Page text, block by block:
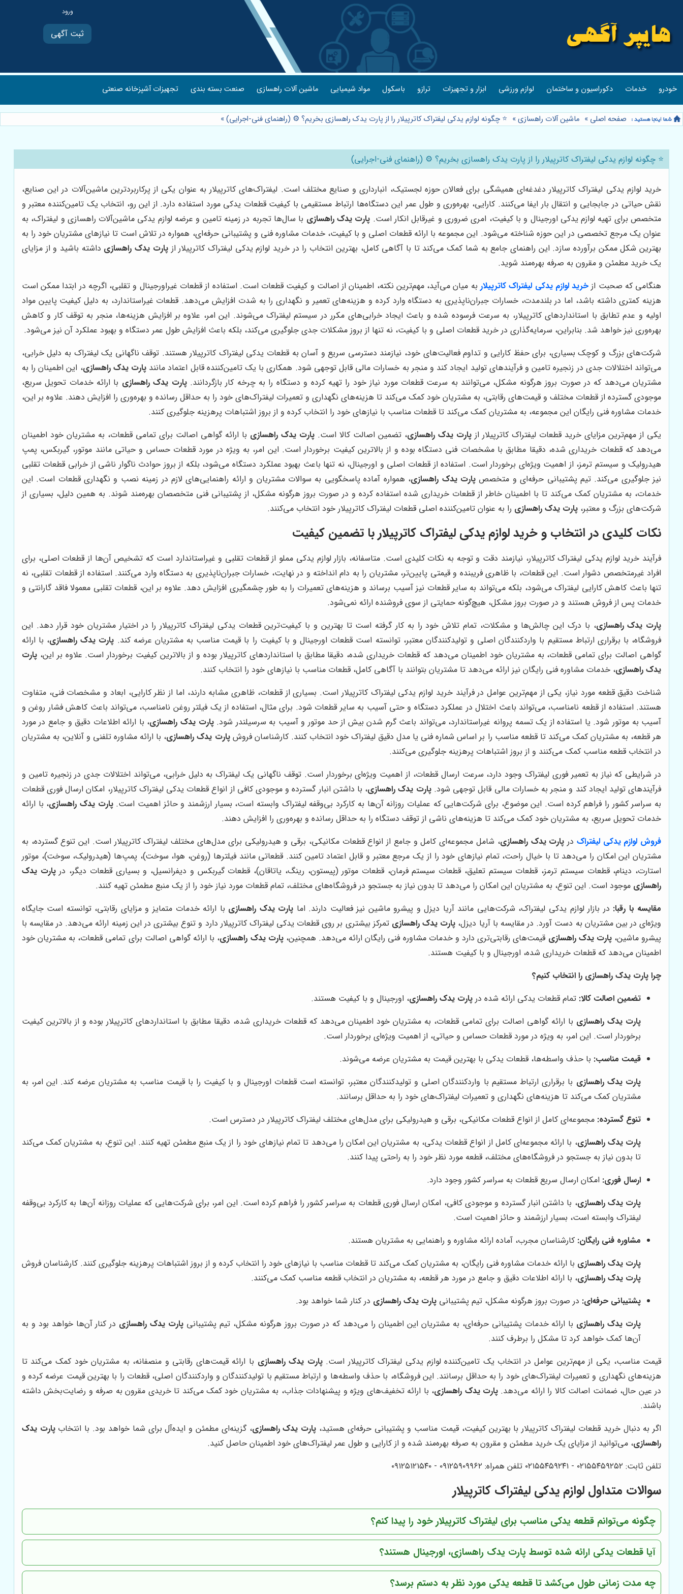
ثبت آگهی
خودرو خدمات دکوراسیون و ساختمان لوازم ورزشی ابزار و تجهیزات ترازو باسکول مواد شیمیایی ماشین آلات راهسازی صنعت بسته بندی تجهیزات آشپزخانه صنعتی
صفحه اصلی » ماشین آلات راهسازی» ⭐️ چگونه لوازم یدکی لیفتراک کاترپیلار را از پارت یدک راهسازی بخریم؟ ⚙️ (راهنمای فنی-اجرایی)»
⭐️ چگونه لوازم یدکی لیفتراک کاترپیلار را از پارت یدک راهسازی بخریم؟ ⚙️ (راهنمای فنی-اجرایی)
خرید لوازم یدکی لیفتراک کاترپیلار دغدغه‌ای همیشگی برای فعالان حوزه لجستیک، انبارداری و صنایع مختلف است. لیفتراک‌های کاترپیلار به عنوان یکی از پرکاربردترین ماشین‌آلات در این صنایع،
نقش حیاتی در جابجایی و انتقال بار ایفا می‌کنند. کارایی، بهره‌وری و طول عمر این دستگاه‌ها ارتباط مستقیمی با کیفیت قطعات یدکی مورد استفاده دارد. از این رو، انتخاب یک تامین‌کننده معتبر و
متخصص برای تهیه لوازم یدکی اورجینال و با کیفیت، امری ضروری و غیرقابل انکار است. پارت یدک راهسازی با سال‌ها تجربه در زمینه تامین و عرضه لوازم یدکی ماشین‌آلات راهسازی و لیفتراک، به
عنوان یک مرجع تخصصی در این حوزه شناخته می‌شود. این مجموعه با ارائه قطعات اصلی و با کیفیت، خدمات مشاوره فنی و پشتیبانی حرفه‌ای، همواره در تلاش است تا نیازهای مشتریان خود را به
بهترین شکل ممکن برآورده سازد. این راهنمای جامع به شما کمک می‌کند تا با آگاهی کامل، بهترین انتخاب را در خرید لوازم یدکی لیفتراک کاترپیلار ازپارت یدک راهسازی داشته باشید و از مزایای
یک خرید مطمئن و مقرون به صرفه بهره‌مند شوید.
هنگامی که صحبت از خرید لوازم یدکی لیفتراک کاترپیلار به میان می‌آید، مهم‌ترین نکته، اطمینان از اصالت و کیفیت قطعات است. استفاده از قطعات غیراورجینال و تقلبی، اگرچه در ابتدا ممکن است
هزینه کمتری داشته باشد، اما در بلندمدت، خسارات جبران‌ناپذیری به دستگاه وارد کرده و هزینه‌های تعمیر و نگهداری را به شدت افزایش می‌دهد. قطعات غیراستاندارد، به دلیل کیفیت پایین مواد
اولیه و عدم تطابق با استانداردهای کاترپیلار، به سرعت فرسوده شده و باعث ایجاد خرابی‌های مکرر در سیستم لیفتراک می‌شوند. این امر، علاوه بر افزایش هزینه‌ها، منجر به توقف کار و کاهش
بهره‌وری نیز خواهد شد. بنابراین، سرمایه‌گذاری در خرید قطعات اصلی و با کیفیت، نه تنها از بروز مشکلات جدی جلوگیری می‌کند، بلکه باعث افزایش طول عمر دستگاه و بهبود عملکرد آن نیز می‌شود.
شرکت‌های بزرگ و کوچک بسیاری، برای حفظ کارایی و تداوم فعالیت‌های خود، نیازمند دسترسی سریع و آسان به قطعات یدکی لیفتراک کاترپیلار هستند. توقف ناگهانی یک لیفتراک به دلیل خرابی،
می‌تواند اختلالات جدی در زنجیره تامین و فرآیندهای تولید ایجاد کند و منجر به خسارات مالی قابل توجهی شود. همکاری با یک تامین‌کننده قابل اعتماد مانند پارت یدک راهسازی، این اطمینان را به
مشتریان می‌دهد که در صورت بروز هرگونه مشکل، می‌توانند به سرعت قطعات مورد نیاز خود را تهیه کرده و دستگاه را به چرخه کار بازگردانند.پارت یدک راهسازی با ارائه خدمات تحویل سریع،
موجودی گسترده از قطعات مختلف و قیمت‌های رقابتی، به مشتریان خود کمک می‌کند تا هزینه‌های نگهداری و تعمیرات لیفتراک‌های خود را به حداقل رسانده و بهره‌وری را افزایش دهند. علاوه بر این،
خدمات مشاوره فنی رایگان این مجموعه، به مشتریان کمک می‌کند تا قطعات مناسب با نیازهای خود را انتخاب کرده و از بروز اشتباهات پرهزینه جلوگیری کنند.
یکی از مهم‌ترین مزایای خرید قطعات لیفتراک کاترپیلار از پارت یدک راهسازی، تضمین اصالت کالا است. پارت یدک راهسازی با ارائه گواهی اصالت برای تمامی قطعات، به مشتریان خود اطمینان
می‌دهد که قطعات خریداری شده، دقیقا مطابق با مشخصات فنی دستگاه بوده و از بالاترین کیفیت برخوردار است. این امر، به ویژه در مورد قطعات حساس و حیاتی مانند موتور، گیربکس، پمپ
هیدرولیک و سیستم ترمز، از اهمیت ویژه‌ای برخوردار است. استفاده از قطعات اصلی و اورجینال، نه تنها باعث بهبود عملکرد دستگاه می‌شود، بلکه از بروز حوادث ناگوار ناشی از خرابی قطعات تقلبی
نیز جلوگیری می‌کند. تیم پشتیبانی حرفه‌ای و متخصصپارت یدک راهسازی، همواره آماده پاسخگویی به سوالات مشتریان و ارائه راهنمایی‌های لازم در زمینه نصب و نگهداری قطعات است. این
خدمات، به مشتریان کمک می‌کند تا با اطمینان خاطر از قطعات خریداری شده استفاده کرده و در صورت بروز هرگونه مشکل، از پشتیبانی فنی متخصصان بهره‌مند شوند. به همین دلیل، بسیاری از
شرکت‌های بزرگ و معتبر، پارت یدک راهسازی را به عنوان تامین‌کننده اصلی قطعات لیفتراک کاترپیلار خود انتخاب می‌کنند.
نکات کلیدی در انتخاب و خرید لوازم یدکی لیفتراک کاترپیلار با تضمین کیفیت
فرآیند خرید لوازم یدکی لیفتراک کاترپیلار، نیازمند دقت و توجه به نکات کلیدی است. متاسفانه، بازار لوازم یدکی مملو از قطعات تقلبی و غیراستاندارد است که تشخیص آن‌ها از قطعات اصلی، برای
افراد غیرمتخصص دشوار است. این قطعات، با ظاهری فریبنده و قیمتی پایین‌تر، مشتریان را به دام انداخته و در نهایت، خسارات جبران‌ناپذیری به دستگاه وارد می‌کنند. استفاده از قطعات تقلبی، نه
تنها باعث کاهش کارایی لیفتراک می‌شود، بلکه می‌تواند به سایر قطعات نیز آسیب برساند و هزینه‌های تعمیرات را به طور چشمگیری افزایش دهد. علاوه بر این، قطعات تقلبی معمولا فاقد گارانتی و
خدمات پس از فروش هستند و در صورت بروز مشکل، هیچ‌گونه حمایتی از سوی فروشنده ارائه نمی‌شود.
پارت یدک راهسازی، با درک این چالش‌ها و مشکلات، تمام تلاش خود را به کار گرفته است تا بهترین و با کیفیت‌ترین قطعات یدکی لیفتراک کاترپیلار را در اختیار مشتریان خود قرار دهد. این
فروشگاه، با برقراری ارتباط مستقیم با واردکنندگان اصلی و تولیدکنندگان معتبر، توانسته است قطعات اورجینال و با کیفیت را با قیمت مناسب به مشتریان عرضه کند. پارت یدک راهسازی، با ارائه
گواهی اصالت برای تمامی قطعات، به مشتریان خود اطمینان می‌دهد که قطعات خریداری شده، دقیقا مطابق با استانداردهای کاترپیلار بوده و از بالاترین کیفیت برخوردار است. علاوه بر این،پارت
یدک راهسازی، خدمات مشاوره فنی رایگان نیز ارائه می‌دهد تا مشتریان بتوانند با آگاهی کامل، قطعات مناسب با نیازهای خود را انتخاب کنند.
شناخت دقیق قطعه مورد نیاز، یکی از مهم‌ترین عوامل در فرآیند خرید لوازم یدکی لیفتراک کاترپیلار است. بسیاری از قطعات، ظاهری مشابه دارند، اما از نظر کارایی، ابعاد و مشخصات فنی، متفاوت
هستند. استفاده از قطعه نامناسب، می‌تواند باعث اختلال در عملکرد دستگاه و حتی آسیب به سایر قطعات شود. برای مثال، استفاده از یک فیلتر روغن نامناسب، می‌تواند باعث کاهش فشار روغن و
آسیب به موتور شود. یا استفاده از یک تسمه پروانه غیراستاندارد، می‌تواند باعث گرم شدن بیش از حد موتور و آسیب به سرسیلندر شود.پارت یدک راهسازی، با ارائه اطلاعات دقیق و جامع در مورد
هر قطعه، به مشتریان کمک می‌کند تا قطعه مناسب را بر اساس شماره فنی یا مدل دقیق لیفتراک خود انتخاب کنند. کارشناسان فروشپارت یدک راهسازی، با ارائه مشاوره تلفنی و آنلاین، به مشتریان
در انتخاب قطعه مناسب کمک می‌کنند و از بروز اشتباهات پرهزینه جلوگیری می‌کنند.
در شرایطی که نیاز به تعمیر فوری لیفتراک وجود دارد، سرعت ارسال قطعات، از اهمیت ویژه‌ای برخوردار است. توقف ناگهانی یک لیفتراک به دلیل خرابی، می‌تواند اختلالات جدی در زنجیره تامین و
فرآیندهای تولید ایجاد کند و منجر به خسارات مالی قابل توجهی شود.پارت یدک راهسازی، با داشتن انبار گسترده و موجودی کافی از انواع قطعات یدکی لیفتراک کاترپیلار، امکان ارسال فوری قطعات
به سراسر کشور را فراهم کرده است. این موضوع، برای شرکت‌هایی که عملیات روزانه آن‌ها به کارکرد بی‌وقفه لیفتراک وابسته است، بسیار ارزشمند و حائز اهمیت است.پارت یدک راهسازی، با ارائه
خدمات تحویل سریع، به مشتریان خود کمک می‌کند تا هزینه‌های ناشی از توقف دستگاه را به حداقل رسانده و بهره‌وری را افزایش دهند.
فروش لوازم یدکی لیفتراک در پارت یدک راهسازی، شامل مجموعه‌ای کامل و جامع از انواع قطعات مکانیکی، برقی و هیدرولیکی برای مدل‌های مختلف لیفتراک کاترپیلار است. این تنوع گسترده، به
مشتریان این امکان را می‌دهد تا با خیال راحت، تمام نیازهای خود را از یک مرجع معتبر و قابل اعتماد تامین کنند. قطعاتی مانند فیلترها (روغن، هوا، سوخت)، پمپ‌ها (هیدرولیک، سوخت)، موتور
استارت، دینام، قطعات سیستم ترمز، قطعات سیستم تعلیق، قطعات سیستم فرمان، قطعات موتور (پیستون، رینگ، یاتاقان)، قطعات گیربکس و دیفرانسیل، و بسیاری قطعات دیگر، درپارت یدک
راهسازی موجود است. این تنوع، به مشتریان این امکان را می‌دهد تا بدون نیاز به جستجو در فروشگاه‌های مختلف، تمام قطعات مورد نیاز خود را از یک منبع مطمئن تهیه کنند.
مقایسه با رقبا: در بازار لوازم یدکی لیفتراک، شرکت‌هایی مانند آریا دیزل و پیشرو ماشین نیز فعالیت دارند. اما پارت یدک راهسازی با ارائه خدمات متمایز و مزایای رقابتی، توانسته است جایگاه
ویژه‌ای در بین مشتریان به دست آورد. در مقایسه با آریا دیزل، پارت یدک راهسازی تمرکز بیشتری بر روی قطعات یدکی لیفتراک کاترپیلار دارد و تنوع بیشتری در این زمینه ارائه می‌دهد. در مقایسه با
پیشرو ماشین،پارت یدک راهسازی قیمت‌های رقابتی‌تری دارد و خدمات مشاوره فنی رایگان ارائه می‌دهد. همچنین،پارت یدک راهسازی، با ارائه گواهی اصالت برای تمامی قطعات، به مشتریان خود
اطمینان می‌دهد که قطعات خریداری شده، اورجینال و با کیفیت هستند.
چرا پارت یدک راهسازی را انتخاب کنیم؟
تضمین اصالت کالا: تمام قطعات یدکی ارائه شده در پارت یدک راهسازی، اورجینال و با کیفیت هستند.
پارت یدک راهسازی با ارائه گواهی اصالت برای تمامی قطعات، به مشتریان خود اطمینان می‌دهد که قطعات خریداری شده، دقیقا مطابق با استانداردهای کاترپیلار بوده و از بالاترین کیفیت
برخوردار است. این امر، به ویژه در مورد قطعات حساس و حیاتی، از اهمیت ویژه‌ای برخوردار است.
قیمت مناسب: با حذف واسطه‌ها، قطعات یدکی با بهترین قیمت به مشتریان عرضه می‌شوند.
پارت یدک راهسازی با برقراری ارتباط مستقیم با واردکنندگان اصلی و تولیدکنندگان معتبر، توانسته است قطعات اورجینال و با کیفیت را با قیمت مناسب به مشتریان عرضه کند. این امر، به
مشتریان کمک می‌کند تا هزینه‌های نگهداری و تعمیرات لیفتراک‌های خود را به حداقل برسانند.
تنوع گسترده: مجموعه‌ای کامل از انواع قطعات مکانیکی، برقی و هیدرولیکی برای مدل‌های مختلف لیفتراک کاترپیلار در دسترس است.
پارت یدک راهسازی، با ارائه مجموعه‌ای کامل از انواع قطعات یدکی، به مشتریان این امکان را می‌دهد تا تمام نیازهای خود را از یک منبع مطمئن تهیه کنند. این تنوع، به مشتریان کمک می‌کند
تا بدون نیاز به جستجو در فروشگاه‌های مختلف، قطعه مورد نظر خود را به راحتی پیدا کنند.
ارسال فوری: امکان ارسال سریع قطعات به سراسر کشور وجود دارد.
پارت یدک راهسازی، با داشتن انبار گسترده و موجودی کافی، امکان ارسال فوری قطعات به سراسر کشور را فراهم کرده است. این امر، برای شرکت‌هایی که عملیات روزانه آن‌ها به کارکرد بی‌وقفه
لیفتراک وابسته است، بسیار ارزشمند و حائز اهمیت است.
مشاوره فنی رایگان: کارشناسان مجرب، آماده ارائه مشاوره و راهنمایی به مشتریان هستند.
پارت یدک راهسازی با ارائه خدمات مشاوره فنی رایگان، به مشتریان کمک می‌کند تا قطعات مناسب با نیازهای خود را انتخاب کرده و از بروز اشتباهات پرهزینه جلوگیری کنند. کارشناسان فروش
پارت یدک راهسازی، با ارائه اطلاعات دقیق و جامع در مورد هر قطعه، به مشتریان در انتخاب قطعه مناسب کمک می‌کنند.
پشتیبانی حرفه‌ای: در صورت بروز هرگونه مشکل، تیم پشتیبانی پارت یدک راهسازی در کنار شما خواهد بود.
پارت یدک راهسازی با ارائه خدمات پشتیبانی حرفه‌ای، به مشتریان این اطمینان را می‌دهد که در صورت بروز هرگونه مشکل، تیم پشتیبانی پارت یدک راهسازی در کنار آن‌ها خواهد بود و به
آن‌ها کمک خواهد کرد تا مشکل را برطرف کنند.
قیمت مناسب، یکی از مهم‌ترین عوامل در انتخاب یک تامین‌کننده لوازم یدکی لیفتراک کاترپیلار است.پارت یدک راهسازی با ارائه قیمت‌های رقابتی و منصفانه، به مشتریان خود کمک می‌کند تا
هزینه‌های نگهداری و تعمیرات لیفتراک‌های خود را به حداقل برسانند. این فروشگاه، با حذف واسطه‌ها و ارتباط مستقیم با تولیدکنندگان و واردکنندگان اصلی، قطعات را با بهترین قیمت عرضه کرده و
در عین حال، ضمانت اصالت کالا را ارائه می‌دهد.پارت یدک راهسازی، با ارائه تخفیف‌های ویژه و پیشنهادات جذاب، به مشتریان خود کمک می‌کند تا خریدی مقرون به صرفه و رضایت‌بخش داشته
باشند.
اگر به دنبال خرید قطعات لیفتراک کاترپیلار با بهترین کیفیت، قیمت مناسب و پشتیبانی حرفه‌ای هستید، پارت یدک راهسازی، گزینه‌ای مطمئن و ایده‌آل برای شما خواهد بود. با انتخابپارت یدک
راهسازی، می‌توانید از مزایای یک خرید مطمئن و مقرون به صرفه بهره‌مند شده و از کارایی و طول عمر لیفتراک‌های خود اطمینان حاصل کنید.
تلفن ثابت: ۰۲۱۵۵۴۵۹۲۵۲ - ۰۲۱۵۵۴۵۹۲۴۱ تلفن همراه: ۰۹۱۲۵۹۰۹۹۶۲ - ۰۹۱۲۵۱۲۱۵۴۰
سوالات متداول لوازم یدکی لیفتراک کاترپیلار
چگونه می‌توانم قطعه یدکی مناسب برای لیفتراک کاترپیلار خود را پیدا کنم؟
آیا قطعات یدکی ارائه شده توسط پارت یدک راهسازی، اورجینال هستند؟
چه مدت زمانی طول می‌کشد تا قطعه یدکی مورد نظر به دستم برسد؟